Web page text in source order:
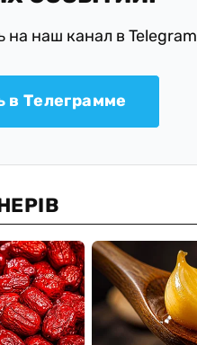
на наш канал в Telegram
в Телеграмме